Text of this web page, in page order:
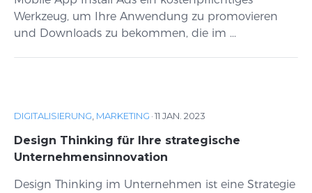
Werkzeug, um Ihre Anwendung zu promovieren
und Downloads zu bekommen, die im ...
DIGITALISIERUNG MARKETING ·11 JAN. 2023
Design Thinking für Ihre strategische
Unternehmensinnovation
Design Thinking im Unternehmen ist eine Strategie